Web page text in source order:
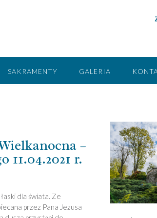
SAKRAMENTY GALERIA
–
11.04.2021 r.
dla świata. Ze
przez Pana Jezusa